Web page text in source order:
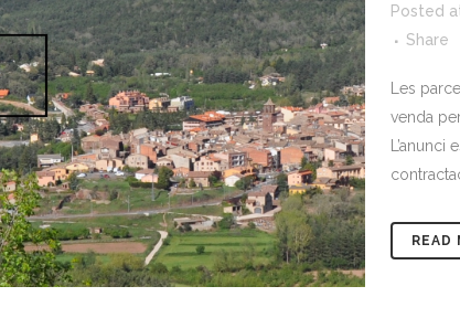
Posted
Share
Les
venda
READ